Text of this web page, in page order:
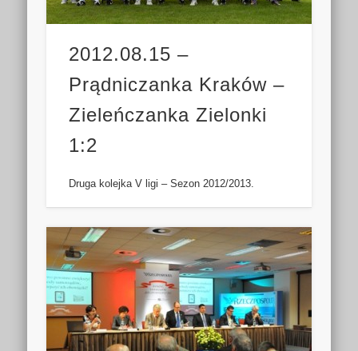
2012.08.15 –
Prądniczanka Kraków –
Zieleńczanka Zielonki
1:2
Druga kolejka V ligi – Sezon 2012/2013.